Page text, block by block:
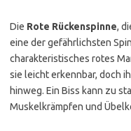
Die Rote Rückenspinne,
eine der gefährlichsten
charakteristisches rotes
sie leicht erkennbar, doch
hinweg. Ein Biss kann zu
Muskelkrämpfen und